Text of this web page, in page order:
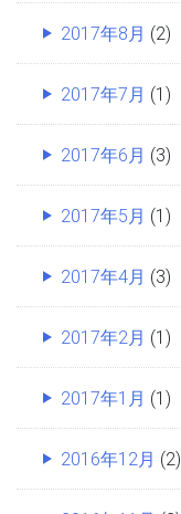
2017年8月 (2)
2017年7月 (1)
2017年6月 (3)
2017年5月 (1)
2017年4月 (3)
2017年2月 (1)
2017年1月 (1)
2016年12月 (2)